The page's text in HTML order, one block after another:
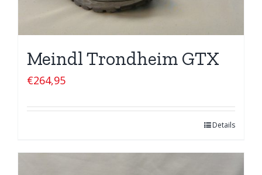
Meindl Trondheim GTX
€264,95
Details